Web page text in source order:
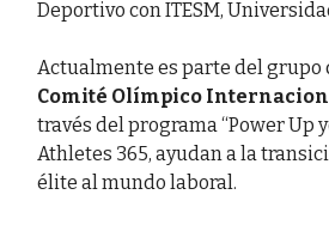
Deportivo con ITESM,
Actualmente es parte del grupo
Comité Olímpico
través del programa “Power Up
Athletes 365, ayudan a la
élite al mundo laboral.